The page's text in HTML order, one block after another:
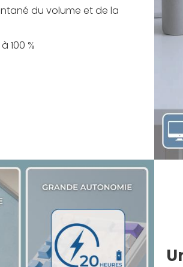
du volume et de la
100 %